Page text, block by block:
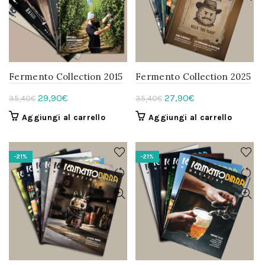
Fermento Collection 2015
35,40€ Il
prezzo
era:
35,40€.
29,90€
prezzo
è:
29,90€.
Aggiungi al carrello
Fermento Collection 2025
35,40€ Il
prezzo
era:
35,40€.
27,90€
prezzo
è:
27,90€.
Aggiungi al carrello
-21% -21%